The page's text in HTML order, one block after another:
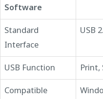
Software
Standard
Interface
USB
USB Function
Print,
Compatible